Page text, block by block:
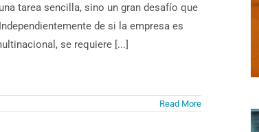
tarea sencilla, sino un gran desafío que
de si la empresa es
se requiere [...]
Read More